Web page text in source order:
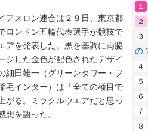
アスロン連合は２９日、東京都
ロンドン五輪代表選手が競技で
アを発表した。黒を基調に両脇
ジした金色が配色されたデザイ
細田雄一（グリーンタワー・フ
毛インター）は「全ての種目で
がる。ミラクルウエアだと思っ
想を語った。
１
２
３
の
４
５
６
７
８